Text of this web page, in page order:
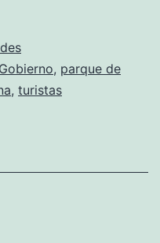
Gobierno, parque de
, turistas